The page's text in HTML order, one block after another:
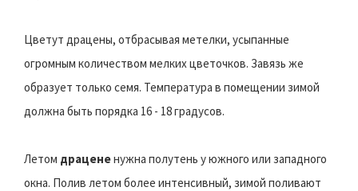
Цветут драцены, отбрасывая метелки, усыпанные
огромным количеством мелких цветочков. Завязь же
образует только семя. Температура в помещении зимой
должна быть порядка 16 - 18 градусов.
Летом драцененужна полутень у южного или западного
окна. Полив летом более интенсивный, зимой поливают